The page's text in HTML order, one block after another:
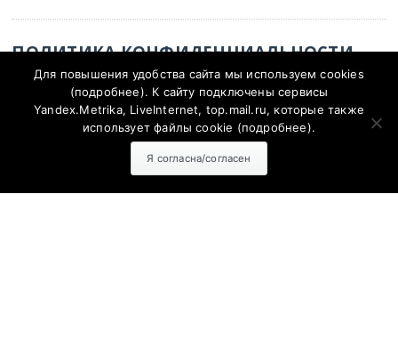
ПОЛИТИКА КОНФИДЕНЦИАЛЬНОСТИ
Политика конфиденциальности
Для повышения удобства сайта мы используем cookies
(подробнее). К сайту подключены сервисы
Yandex.Metrika, LiveInternet, top.mail.ru, которые также
использует файлы cookie (подробнее).
Я согласна/согласен